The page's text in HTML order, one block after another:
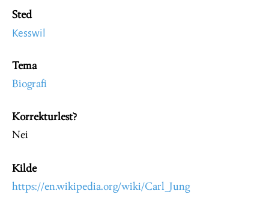
Sted
Kesswil
Tema
Biografi
Korrekturlest?
Nei
Kilde
https://en.wikipedia.org/wiki/Carl_Jung